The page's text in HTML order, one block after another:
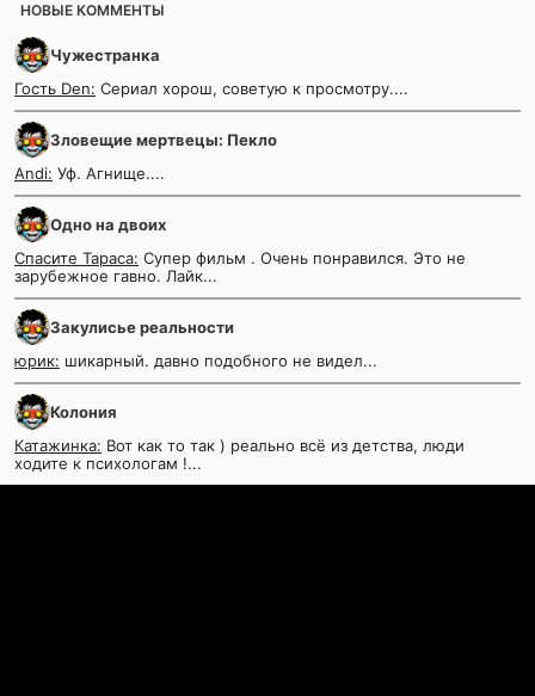
НОВЫЕ КОММЕНТЫ
Чужестранка
Гость Den: Сериал хорош, советую к просмотру....
Зловещие мертвецы: Пекло
Andi: Уф. Агнище....
Одно на двоих
Спасите Тараса: Супер фильм . Очень понравился. Это не
зарубежное гавно. Лайк...
Закулисье реальности
юрик: шикарный. давно подобного не видел...
Колония
Катажинка: Вот как то так ) реально всё из детства, люди
ходите к психологам !...